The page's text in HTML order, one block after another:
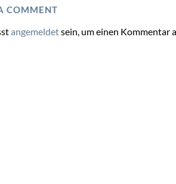
COMMENT
angemeldetsein, um einen Kommentar